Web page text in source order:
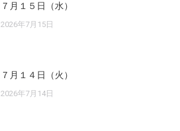
７月１５日（水）
2026年7月15日
７月１４日（火）
2026年7月14日